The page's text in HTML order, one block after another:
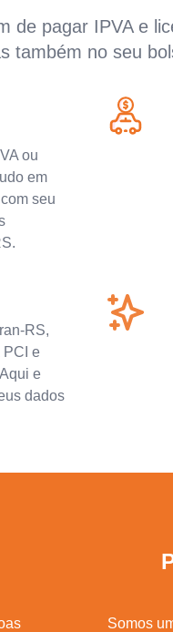
de pagar IPVA e
também no seu
ou
em
seu
RS,
PCI e
e
dados
Somos